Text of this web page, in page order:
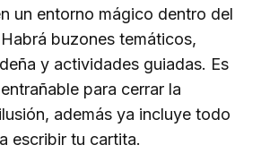
un entorno mágico dentro del
buzones temáticos,
y actividades guiadas. Es
para cerrar la
además ya incluye todo
escribir tu cartita.